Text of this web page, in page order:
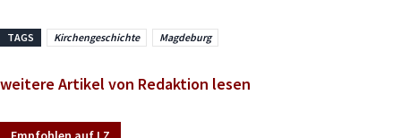
TAGS Kirchengeschichte Magdeburg
weitere Artikel von Redaktion lesen